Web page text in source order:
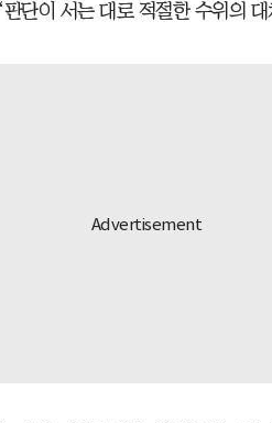
단이 서는 대로 적절한 수위의